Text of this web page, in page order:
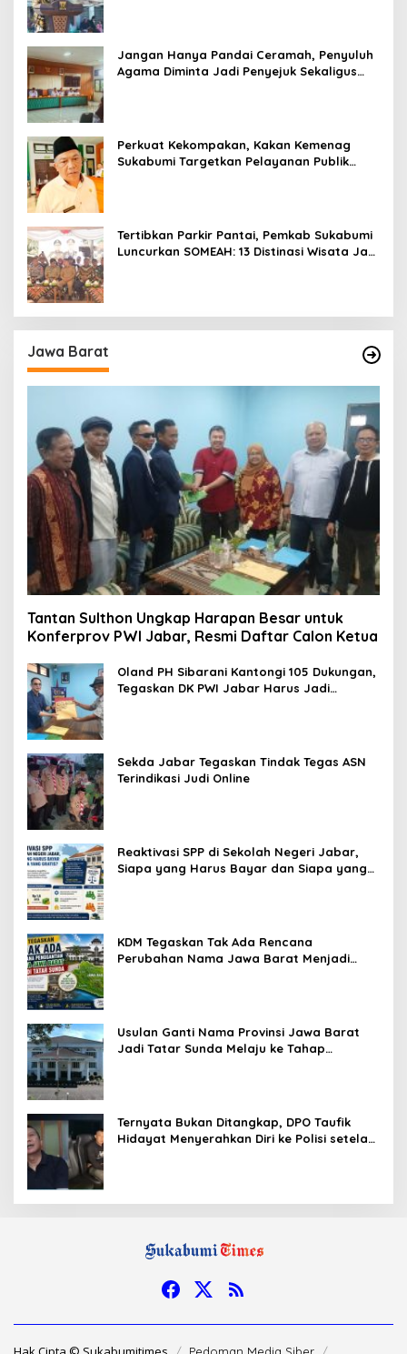
Jangan Hanya Pandai Ceramah, Penyuluh
Agama Diminta Jadi Penyejuk Sekaligus
Perkuat Kekompakan, Kakan Kemenag
Sukabumi Targetkan Pelayanan Publik
Tertibkan Parkir Pantai, Pemkab Sukabumi
Luncurkan SOMEAH: 13 Distinasi Wisata Jadi
Jawa Barat
Tantan Sulthon Ungkap Harapan Besar untuk
Konferprov PWI Jabar, Resmi Daftar Calon Ketua
Oland PH Sibarani Kantongi 105 Dukungan,
Tegaskan DK PWI Jabar Harus Jadi
Sekda Jabar Tegaskan Tindak Tegas ASN
Terindikasi Judi Online
Reaktivasi SPP di Sekolah Negeri Jabar,
Siapa yang Harus Bayar dan Siapa yang
KDM Tegaskan Tak Ada Rencana
Perubahan Nama Jawa Barat Menjadi
Usulan Ganti Nama Provinsi Jawa Barat
Jadi Tatar Sunda Melaju ke Tahap
Ternyata Bukan Ditangkap, DPO Taufik
Hidayat Menyerahkan Diri ke Polisi setelah
Pedoman Media Siber